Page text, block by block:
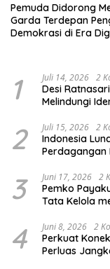
Pemuda Didorong
Garda Terdepan
Demokrasi di Era
1 Juli 14, 2026 2
Desi
Melindungi
2 Juli 15, 2026 2
Indonesia
Perdagangan
3 Juni 17, 2026 2
Pemko
Tata Kelola
4 Juni 8, 2026 2
Perkuat
Perluas